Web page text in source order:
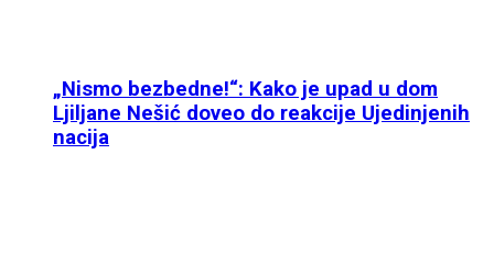
„Nismo bezbedne!“: Kako je upad u dom
Ljiljane Nešić doveo do reakcije Ujedinjenih
nacija